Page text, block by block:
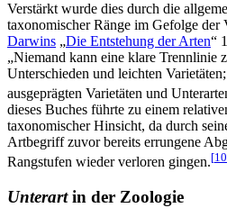
Verstärkt wurde dies durch die
taxonomischer Ränge im Gefolge der
Darwins „Die Entstehung der Arten“
„Niemand kann eine klare Trennlinie
Unterschieden und leichten
ausgeprägten Varietäten und
dieses Buches führte zu einem
taxonomischer Hinsicht, da durch
Artbegriff zuvor bereits errungene
Rangstufen wieder verloren gingen.[10
Unterartin der Zoologie